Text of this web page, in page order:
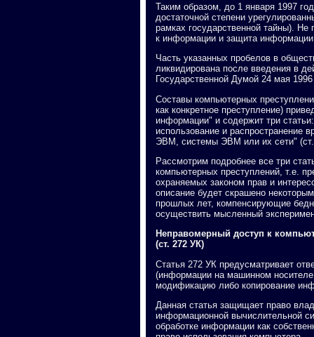
Таким образом, до 1 января 1997
достаточной степени
рамках государственной тайны). Не
к информации и защита
Часть указанных пробелов в
ликвидирована после введения в
Государственной Думой 24 мая
Составы компьютерных
как конкретное преступление)
информации" и содержит три
использование и распространение
ЭВМ, системы ЭВМ или их сети"
Рассмотрим подробнее все три
компьютерных преступлений, т.е.
охраняемых законом прав и
описание будет скрашено
прошлых лет, компенсирующие
осуществить мысленный
Неправомерный доступ к
(ст. 272 УК)
Статья 272 УК предусматривает
(информации на машинном
модификацию либо копирование
Данная статья защищает право
информационной вычислительной
обработке информации как